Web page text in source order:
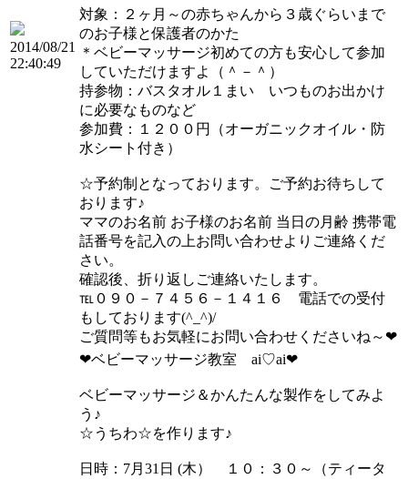
2014/08/21
22:40:49
対象：２ヶ月～の赤ちゃんから３歳ぐらいまで
のお子様と保護者のかた
＊ベビーマッサージ初めての方も安心して参加
していただけますよ（＾－＾）
持参物：バスタオル１まい いつものお出かけ
に必要なものなど
参加費：１２００円（オーガニックオイル・防
水シート付き）
☆予約制となっております。ご予約お待ちして
おります♪
ママのお名前 お子様のお名前 当日の月齢 携帯電
話番号を記入の上お問い合わせよりご連絡くだ
さい。
確認後、折り返しご連絡いたします。
℡０９０－７４５６－１４１６ 電話での受付
もしております(^_^)/
ご質問等もお気軽にお問い合わせくださいね～❤
❤ベビーマッサージ教室 ai♡ai❤
ベビーマッサージ＆かんたんな製作をしてみよ
う♪
☆うちわ☆を作ります♪
日時：7月31日 (木） １０：３０～（ティータ